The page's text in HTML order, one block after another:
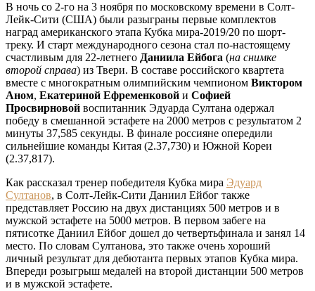
В ночь со 2-го на 3 ноября по московскому времени в Солт-
Лейк-Сити (США) были разыграны первые комплектов
наград американского этапа Кубка мира-2019/20 по шорт-
треку. И старт международного сезона стал по-настоящему
счастливым для 22-летнего Даниила Ейбога (на снимке
второй справа) из Твери. В составе российского квартета
вместе с многократным олимпийским чемпионом Виктором
Аном, Екатериной Ефременковой и Софией
Просвирновой воспитанник Эдуарда Султана одержал
победу в смешанной эстафете на 2000 метров с результатом 2
минуты 37,585 секунды. В финале россияне опередили
сильнейшие команды Китая (2.37,730) и Южной Кореи
(2.37,817).
Как рассказал тренер победителя Кубка мира Эдуард
Султанов, в Солт-Лейк-Сити Даниил Ейбог также
представляет Россию на двух дистанциях 500 метров и в
мужской эстафете на 5000 метров. В первом забеге на
пятисотке Даниил Ейбог дошел до четвертьфинала и занял 14
место. По словам Султанова, это также очень хороший
личный результат для дебютанта первых этапов Кубка мира.
Впереди розыгрыш медалей на второй дистанции 500 метров
и в мужской эстафете.